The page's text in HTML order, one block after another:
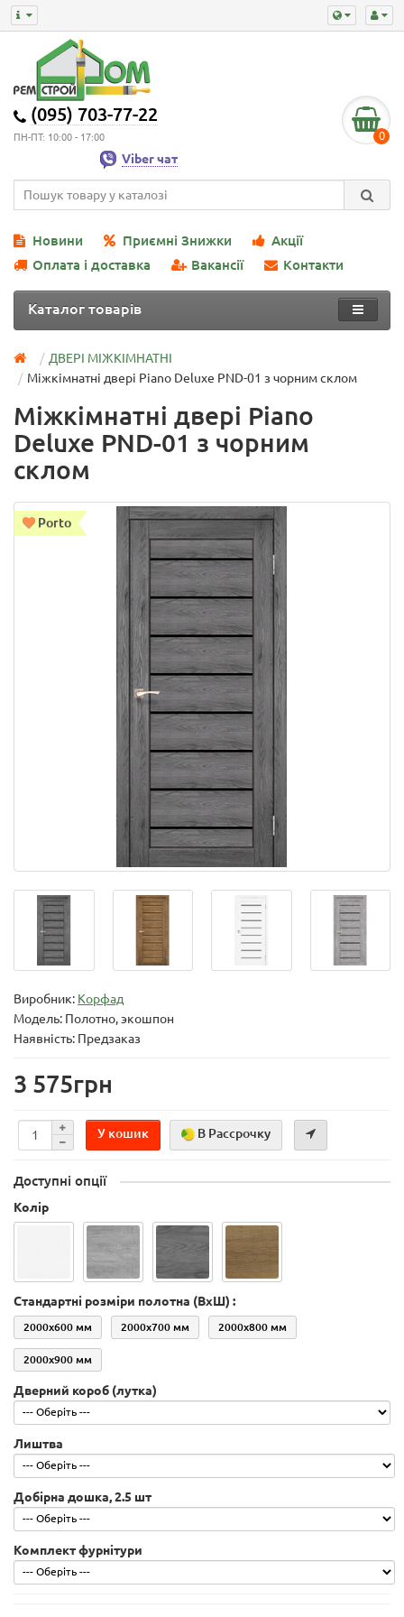
(095) 703-77-22
ПН-ПТ: 10:00 - 17:00
Viber чат
0
Новини Приємні Знижки
Акції
Оплата і доставка
Вакансії Контакти
Каталог товарів
ДВЕРІ МІЖКІМНАТНІ
Міжкімнатні двері Piano Deluxe PND-01 з чорним склом
Міжкімнатні двері Piano
Deluxe PND-01 з чорним
склом
Porto
Виробник: Корфад
Модель: Полотно, экошпон
Наявність: Предзаказ
3 575грн
У кошик В Рассрочку
Доступні опції
Колір
Стандартні розміри полотна (ВхШ) :
2000х600 мм 2000х700 мм 2000х800 мм
2000х900 мм
Дверний короб (лутка)
Лиштва
Добірна дошка, 2.5 шт
Комплект фурнітури